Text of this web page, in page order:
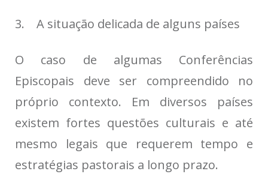
3. A situação delicada de alguns países
O caso de algumas Conferências
Episcopais deve ser compreendido no
próprio contexto. Em diversos países
existem fortes questões culturais e até
mesmo legais que requerem tempo e
estratégias pastorais a longo prazo.